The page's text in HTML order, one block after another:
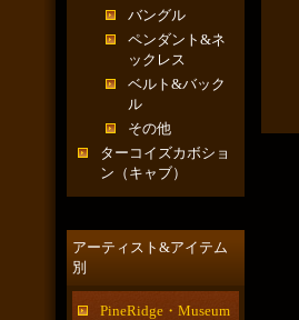
バングル
ペンダント&ネ
ックレス
ベルト&バック
ル
その他
ターコイズカボショ
ン（キャブ）
アーティスト&アイテム
別
PineRidge・Museum